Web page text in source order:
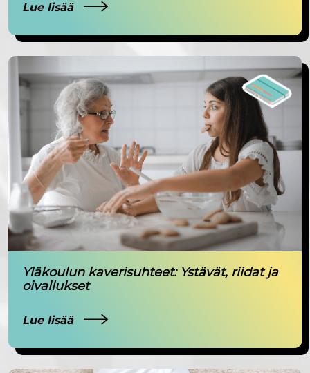
Lue lisää
Yläkoulun kaverisuhteet: Ystävät, riidat ja
oivallukset
Lue lisää